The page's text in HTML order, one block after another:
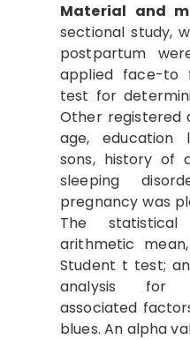
Material and
sectional study,
postpartum
applied face-to
test for
Other registered
age, education
sons, history of
sleeping
pregnancy was
The statistical
arithmetic
Student t test;
analysis for
associated
blues. An alpha